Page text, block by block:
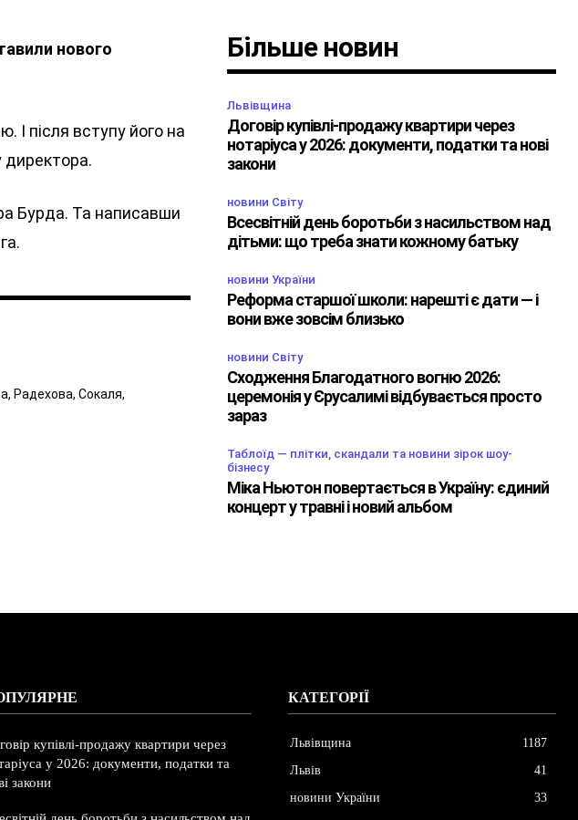
нового
І після вступу його на
директора.
Бурда. Та написавши
Радехова, Сокаля,
Більше новин
Львівщина
Договір купівлі-продажу квартири через
нотаріуса у 2026: документи, податки та нові
закони
новини Світу
Всесвітній день боротьби з насильством над
дітьми: що треба знати кожному батьку
новини України
Реформа старшої школи: нарешті є дати — і
вони вже зовсім близько
новини Світу
Сходження Благодатного вогню 2026:
церемонія у Єрусалимі відбувається просто
зараз
Таблоїд — плітки, скандали та новини зірок шоу-
бізнесу
Міка Ньютон повертається в Україну: єдиний
концерт у травні і новий альбом
купівлі-продажу квартири через
у 2026: документи, податки та
закони
КАТЕГОРІЇ
Львівщина
1187
Львів
41
новини України
33